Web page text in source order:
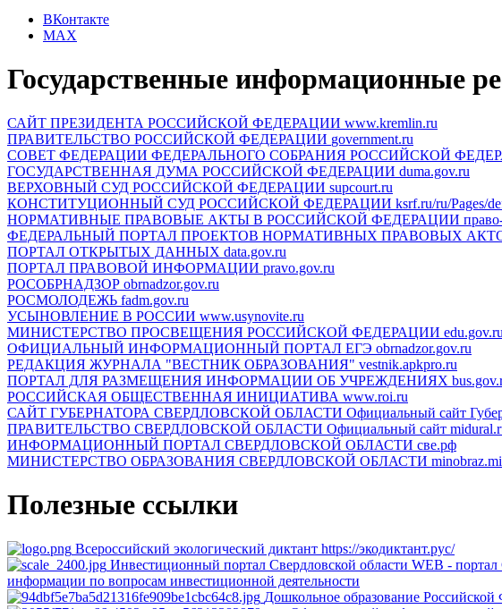
ВКонтакте
MAX
Государственные информационные
САЙТ ПРЕЗИДЕНТА РОССИЙСКОЙ ФЕДЕРАЦИИ www.kremlin.ru
ПРАВИТЕЛЬСТВО РОССИЙСКОЙ ФЕДЕРАЦИИ government.ru
СОВЕТ ФЕДЕРАЦИИ ФЕДЕРАЛЬНОГО СОБРАНИЯ РОССИЙСКОЙ
ГОСУДАРСТВЕННАЯ ДУМА РОССИЙСКОЙ ФЕДЕРАЦИИ duma.gov.ru
ВЕРХОВНЫЙ СУД РОССИЙСКОЙ ФЕДЕРАЦИИ supcourt.ru
КОНСТИТУЦИОННЫЙ СУД РОССИЙСКОЙ ФЕДЕРАЦИИ ksrf.ru/ru/Pages/
НОРМАТИВНЫЕ ПРАВОВЫЕ АКТЫ В РОССИЙСКОЙ ФЕДЕРАЦИИ
ФЕДЕРАЛЬНЫЙ ПОРТАЛ ПРОЕКТОВ НОРМАТИВНЫХ ПРАВОВЫХ
ПОРТАЛ ОТКРЫТЫХ ДАННЫХ data.gov.ru
ПОРТАЛ ПРАВОВОЙ ИНФОРМАЦИИ pravo.gov.ru
РОСОБРНАДЗОР obrnadzor.gov.ru
РОСМОЛОДЕЖЬ fadm.gov.ru
УСЫНОВЛЕНИЕ В РОССИИ www.usynovite.ru
МИНИСТЕРСТВО ПРОСВЕЩЕНИЯ РОССИЙСКОЙ ФЕДЕРАЦИИ edu.gov.ru
ОФИЦИАЛЬНЫЙ ИНФОРМАЦИОННЫЙ ПОРТАЛ ЕГЭ obrnadzor.gov.ru
РЕДАКЦИЯ ЖУРНАЛА "ВЕСТНИК ОБРАЗОВАНИЯ" vestnik.apkpro.ru
ПОРТАЛ ДЛЯ РАЗМЕЩЕНИЯ ИНФОРМАЦИИ ОБ УЧРЕЖДЕНИЯХ
РОССИЙСКАЯ ОБЩЕСТВЕННАЯ ИНИЦИАТИВА www.roi.ru
САЙТ ГУБЕРНАТОРА СВЕРДЛОВСКОЙ ОБЛАСТИ Официальный сайт
ПРАВИТЕЛЬСТВО СВЕРДЛОВСКОЙ ОБЛАСТИ Официальный сайт
ИНФОРМАЦИОННЫЙ ПОРТАЛ СВЕРДЛОВСКОЙ ОБЛАСТИ све.рф
МИНИСТЕРСТВО ОБРАЗОВАНИЯ СВЕРДЛОВСКОЙ ОБЛАСТИ
Полезные ссылки
Всероссийский экологический диктант https://экодиктант.рус/
Инвестиционный портал Свердловской области WEB - портал
информации по вопросам инвестиционной деятельности
Дошкольное образование Российской